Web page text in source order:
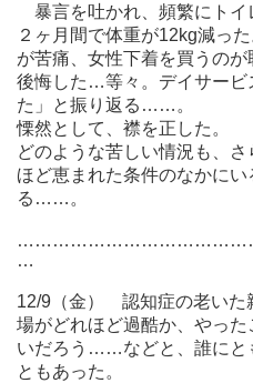
暴言を吐かれ、頻繁にトイ
２ヶ月間で体重が12kg減っ
が苦痛、女性下着を買うの
後悔した…等々。デイサービ
た」と振り返る……。
慄然として、襟を正した。
どのような苦しい情況も、
ほど恵まれた条件のなかに
る……。
…
12/9（金） 認知症の老いた
場がどれほど過酷か、やっ
いだろう……などと、誰にと
ともあった。